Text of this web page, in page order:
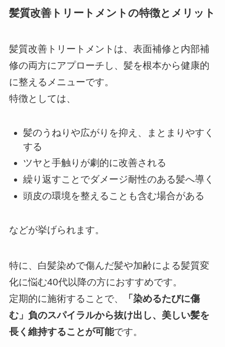
髪質改善トリートメントの特徴とメリット
髪質改善トリートメントは、表面補修と内部補
修の両方にアプローチし、髪を根本から健康的
に整えるメニューです。
特徴としては、
髪のうねりや広がりを抑え、まとまりやすく
する
ツヤと手触りが劇的に改善される
繰り返すことでダメージ耐性のある髪へ導く
頭皮の環境を整えることも含む場合がある
などが挙げられます。
特に、白髪染めで傷んだ髪や加齢による髪質変
化に悩む40代以降の方におすすめです。
定期的に施術することで、
「染めるたびに傷
む」負のスパイラルから抜け出し、美しい髪を
長く維持することが可能です。